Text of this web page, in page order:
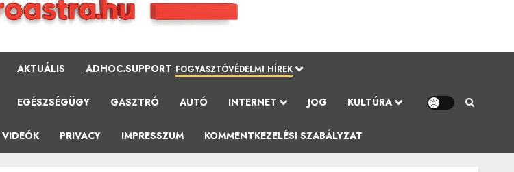
AKTUÁLIS ADHOC.SUPPORT FOGYASZTÓVÉDELMI HÍREK
EGÉSZSÉGÜGY GASZTRÓ AUTÓ INTERNET JOG KULTÚRA
VIDEÓK PRIVACY IMPRESSZUM KOMMENTKEZELÉSI SZABÁLYZAT